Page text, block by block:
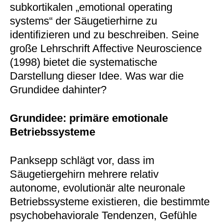
subkortikalen „emotional operating
systems“ der Säugetierhirne zu
identifizieren und zu beschreiben. Seine
große Lehrschrift Affective Neuroscience
(1998) bietet die systematische
Darstellung dieser Idee. Was war die
Grundidee dahinter?
Grundidee: primäre emotionale
Betriebssysteme
Panksepp schlägt vor, dass im
Säugetiergehirn mehrere relativ
autonome, evolutionär alte neuronale
Betriebssysteme existieren, die bestimmte
psychobehaviorale Tendenzen, Gefühle